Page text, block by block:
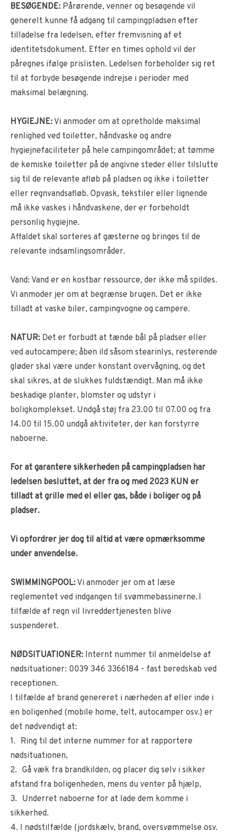
BESØGENDE: Pårørende, venner og besøgende vil
generelt kunne få adgang til campingpladsen efter
tilladelse fra ledelsen, efter fremvisning af et
identitetsdokument. Efter en times ophold vil der
påregnes ifølge prislisten. Ledelsen forbeholder sig ret
til at forbyde besøgende indrejse i perioder med
maksimal belægning.
HYGIEJNE: Vi anmoder om at opretholde maksimal
renlighed ved toiletter, håndvaske og andre
hygiejnefaciliteter på hele campingområdet; at tømme
de kemiske toiletter på de angivne steder eller tilslutte
sig til de relevante afløb på pladsen og ikke i toiletter
eller regnvandsafløb. Opvask, tekstiler eller lignende
må ikke vaskes i håndvaskene, der er forbeholdt
personlig hygiejne.
Affaldet skal sorteres af gæsterne og bringes til de
relevante indsamlingsområder.
Vand: Vand er en kostbar ressource, der ikke må spildes.
Vi anmoder jer om at begrænse brugen. Det er ikke
tilladt at vaske biler, campingvogne og campere.
NATUR: Det er forbudt at tænde bål på pladser eller
ved autocampere; åben ild såsom stearinlys, resterende
gløder skal være under konstant overvågning, og det
skal sikres, at de slukkes fuldstændigt. Man må ikke
beskadige planter, blomster og udstyr i
boligkomplekset. Undgå støj fra 23.00 til 07.00 og fra
14.00 til 15.00 undgå aktiviteter, der kan forstyrre
naboerne.
For at garantere sikkerheden på campingpladsen har
ledelsen besluttet, at der fra og med 2023 KUN er
tilladt at grille med el eller gas, både i boliger og på
pladser.
Vi opfordrer jer dog til altid at være opmærksomme
under anvendelse.
SWIMMINGPOOL: Vi anmoder jer om at læse
reglementet ved indgangen til svømmebassinerne. I
tilfælde af regn vil livreddertjenesten blive
suspenderet.
NØDSITUATIONER: Internt nummer til anmeldelse af
nødsituationer: 0039 346 3366184 - fast beredskab ved
receptionen.
I tilfælde af brand genereret i nærheden af eller inde i
en boligenhed (mobile home, telt, autocamper osv.) er
det nødvendigt at:
1. Ring til det interne nummer for at rapportere
nødsituationen,
2. Gå væk fra brandkilden, og placer dig selv i sikker
afstand fra boligenheden, mens du venter på hjælp,
3. Underret naboerne for at lade dem komme i
sikkerhed.
4. I nødstilfælde (jordskælv, brand, oversvømmelse osv.